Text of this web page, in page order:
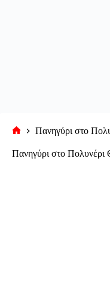
σελίδα
Πανηγύρι στο
Πανηγύρι στο Πολυνέρι